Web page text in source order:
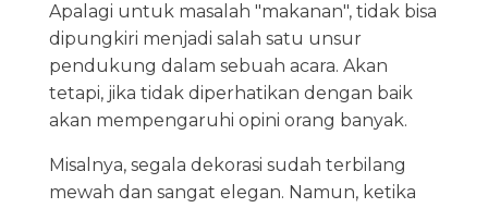
Apalagi untuk masalah "makanan", tidak bisa
dipungkiri menjadi salah satu unsur
pendukung dalam sebuah acara. Akan
tetapi, jika tidak diperhatikan dengan baik
akan mempengaruhi opini orang banyak.
Misalnya, segala dekorasi sudah terbilang
mewah dan sangat elegan. Namun, ketika